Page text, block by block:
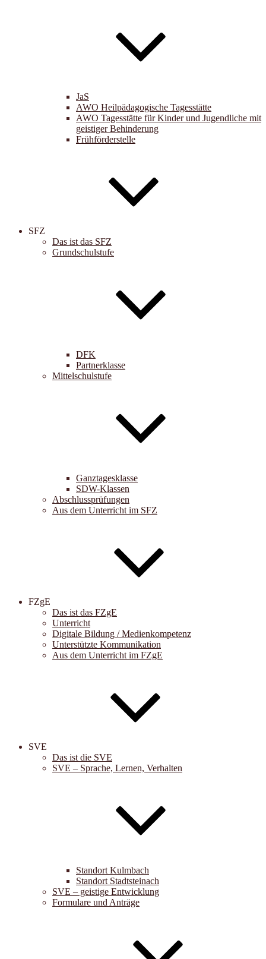
JaS
AWO Heilpädagogische Tagesstätte
AWO Tagesstätte für Kinder und Jugendliche mit
geistiger Behinderung
Frühförderstelle
SFZ
Das ist das SFZ
Grundschulstufe
DFK
Partnerklasse
Mittelschulstufe
Ganztagesklasse
SDW-Klassen
Abschlussprüfungen
Aus dem Unterricht im SFZ
FZgE
Das ist das FZgE
Unterricht
Digitale Bildung / Medienkompetenz
Unterstützte Kommunikation
Aus dem Unterricht im FZgE
SVE
Das ist die SVE
SVE – Sprache, Lernen, Verhalten
Standort Kulmbach
Standort Stadtsteinach
SVE – geistige Entwicklung
Formulare und Anträge